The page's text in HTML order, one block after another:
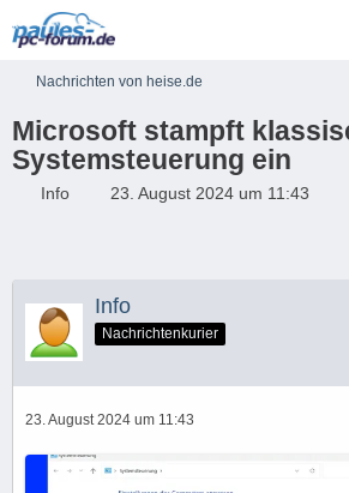
Nachrichten von heise.de
Microsoft stampft
Systemsteuerung ein
Info 23. August 2024 um 11:43
Info
Nachrichtenkurier
23. August 2024 um 11:43